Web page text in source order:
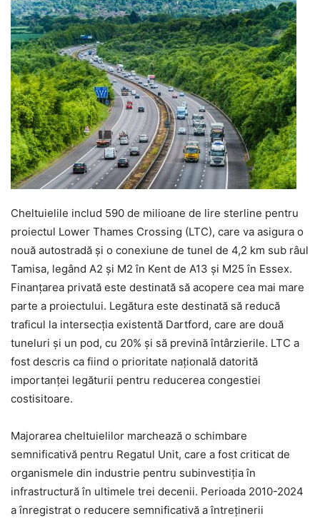
Cheltuielile includ 590 de milioane de lire sterline pentru
proiectul Lower Thames Crossing (LTC), care va asigura o
nouă autostradă și o conexiune de tunel de 4,2 km sub râul
Tamisa, legând A2 și M2 în Kent de A13 și M25 în Essex.
Finanțarea privată este destinată să acopere cea mai mare
parte a proiectului. Legătura este destinată să reducă
traficul la intersecția existentă Dartford, care are două
tuneluri și un pod, cu 20% și să prevină întârzierile. LTC a
fost descris ca fiind o prioritate națională datorită
importanței legăturii pentru reducerea congestiei
costisitoare.
Majorarea cheltuielilor marchează o schimbare
semnificativă pentru Regatul Unit, care a fost criticat de
organismele din industrie pentru subinvestiția în
infrastructură în ultimele trei decenii. Perioada 2010-2024
a înregistrat o reducere semnificativă a întreținerii